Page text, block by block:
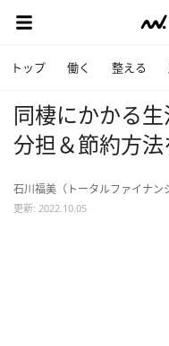
トップ 働く 整える
同棲にかかる
分担＆節約方
石川福美（トータルファイナン
更新: 2022.10.05